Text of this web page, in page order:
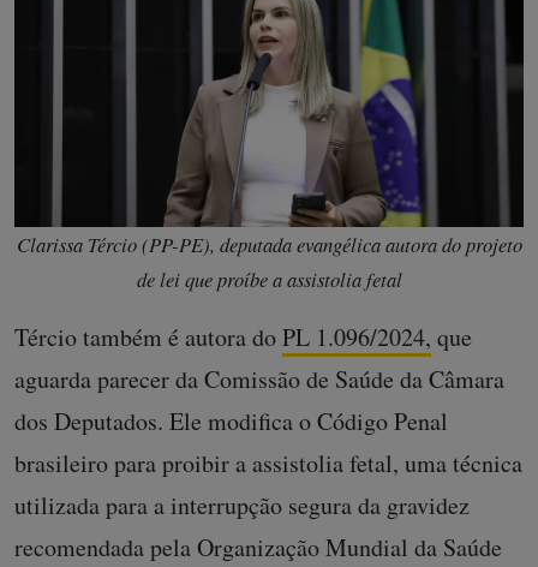
Clarissa Tércio (PP-PE), deputada evangélica autora do projeto
de lei que proíbe a assistolia fetal
Tércio também é autora doPL 1.096/2024, que
aguarda parecer da Comissão de Saúde da Câmara
dos Deputados. Ele modifica o Código Penal
brasileiro para proibir a assistolia fetal, uma técnica
utilizada para a interrupção segura da gravidez
recomendada pela Organização Mundial da Saúde